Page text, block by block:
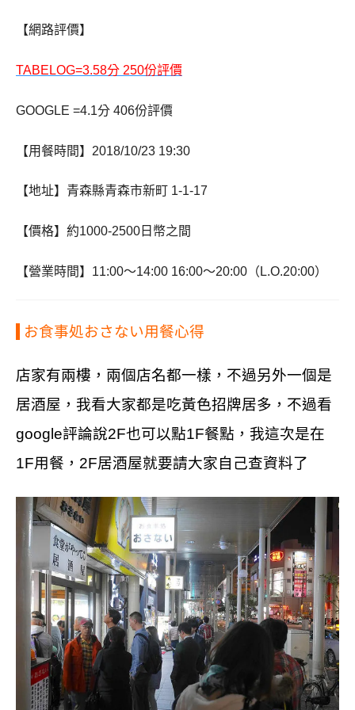
【網路評價】
TABELOG=3.58分 250份評價
GOOGLE =4.1分 406份評價
【用餐時間】 2018/10/23 19:30
【地址】青森縣青森市新町 1-1-17
【價格】約1000-2500 日幣之間
【營業時間】 11:00～14:00 16:00～20:00 （ L.O.20:00）
お食事処おさない用餐心得
店家有兩樓，兩個店名都一樣，不過另外一個是
居酒屋，我看大家都是吃黃色招牌居多，不過看
google評論說2F也可以點1F餐點，我這次是在
1F用餐，2F居酒屋就要請大家自己查資料了